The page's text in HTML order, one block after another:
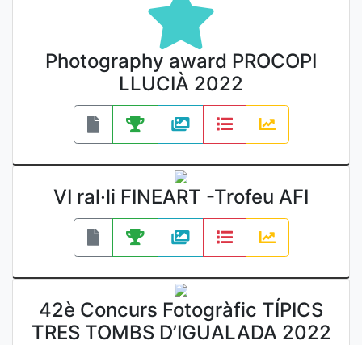
Photography award PROCOPI
LLUCIÀ 2022
VI ral·li FINEART -Trofeu AFI
42è Concurs Fotogràfic TÍPICS
TRES TOMBS D’IGUALADA 2022